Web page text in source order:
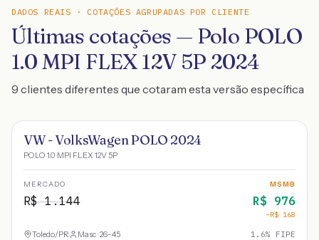
DADOS REAIS · COTAÇÕES AGRUPADAS POR CLIENTE
Últimas cotações — Polo POLO
1.0 MPI FLEX 12V 5P 2024
9 clientes diferentes que cotaram esta versão específica
VW - VolksWagen POLO 2024
POLO 1.0 MPI FLEX 12V 5P
MERCADO
R$1.144
MSMB
R$ 976
−R$ 168
Toledo/PR Masc · 26-45 1.6% FIPE